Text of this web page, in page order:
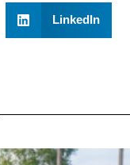
LinkedIn